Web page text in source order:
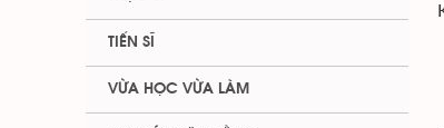
TIẾN SĨ
VỪA HỌC VỪA LÀM